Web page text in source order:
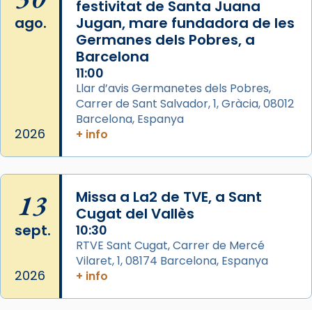
2 weeks ago
Aquest dilluns, 27 de juliol, ha tingut lloc la
missa d’acció de gràcies en agraïment al
comitè organitzador de la visita apostòlica
del Sant Pare Lleó XIV a Barcelona, i als
col·laboradors, a la Catedral de Barcelona.
L’arquebisbe de Barcelona, el cardenal Joan
Josep Omella, ha presidit la missa i l’ha
concelebrat el bisbe auxiliar de Barcelona,
Mons. David Abadías.
📸 Dr. G. Simón
View on Facebook · Share
Arquebisbat de Barcelona
ago.
2026
festivitat de Santa Juana
Jugan, mare fundadora de les
Germanes dels Pobres, a
Barcelona
11:00
Llar d’avis Germanetes dels Pobres,
Carrer de Sant Salvador, 1, Gràcia, 08012
Barcelona, Espanya
+ info
13
sept.
2026
Missa a La2 de TVE, a Sant
Cugat del Vallès
10:30
RTVE Sant Cugat, Carrer de Mercé
Vilaret, 1, 08174 Barcelona, Espanya
+ info